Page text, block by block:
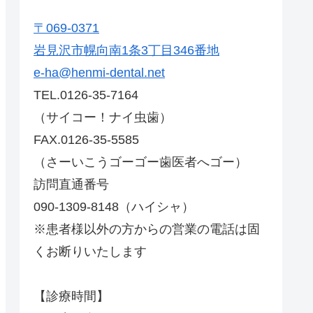
〒069-0371
岩見沢市幌向南1条3丁目346番地
e-ha@henmi-dental.net
TEL.0126-35-7164
（サイコー！ナイ虫歯）
FAX.0126-35-5585
（さーいこうゴーゴー歯医者へゴー）
訪問直通番号
090-1309-8148（ハイシャ）
※患者様以外の方からの営業の電話は固
くお断りいたします
【診療時間】